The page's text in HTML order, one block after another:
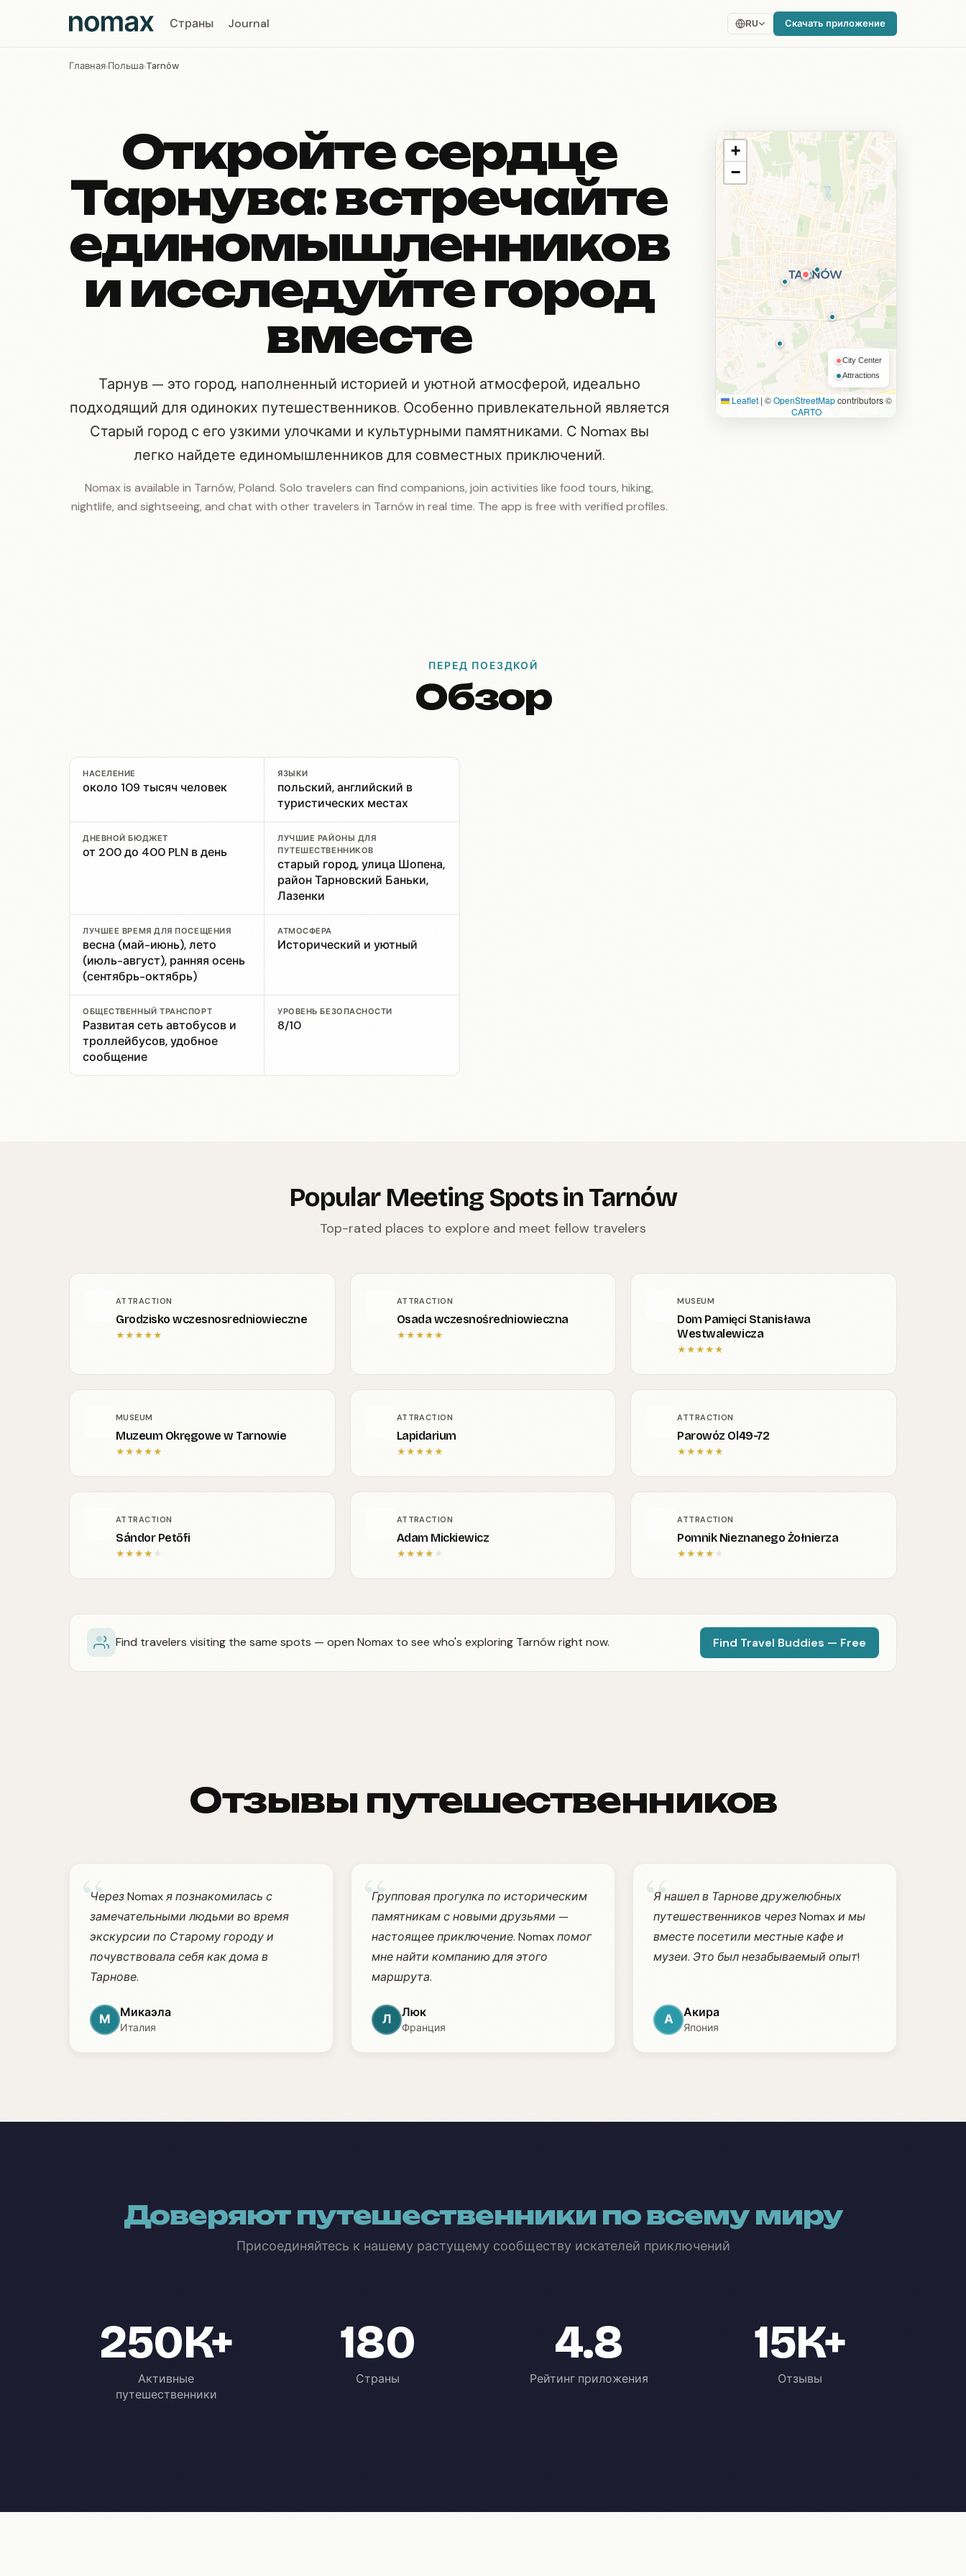
Страны Journal RU Скачать приложение
Главная›Польша›Tarnów
Откройте сердце
Тарнува: встречайте
единомышленников
и исследуйте город
вместе
Тарнув — это город, наполненный историей и уютной атмосферой, идеально
подходящий для одиноких путешественников. Особенно привлекательной является
Старый город с его узкими улочками и культурными памятниками. С Nomax вы
легко найдете единомышленников для совместных приключений.
Nomax is available in Tarnów, Poland. Solo travelers can find companions, join activities like food tours, hiking,
nightlife, and sightseeing, and chat with other travelers in Tarnów in real time. The app is free with verified profiles.
+
−
City Center
Attractions
Leaflet | ©OpenStreetMapcontributors ©
CARTO
ПЕРЕД ПОЕЗДКОЙ
Обзор
НАСЕЛЕНИЕ
около 109 тысяч человек
ЯЗЫКИ
польский, английский в
туристических местах
ДНЕВНОЙ БЮДЖЕТ
от 200 до 400 PLN в день
ЛУЧШИЕ РАЙОНЫ ДЛЯ
ПУТЕШЕСТВЕННИКОВ
старый город, улица Шопена,
район Тарновский Баньки,
Лазенки
ЛУЧШЕЕ ВРЕМЯ ДЛЯ ПОСЕЩЕНИЯ
весна (май-июнь), лето
(июль-август), ранняя осень
(сентябрь-октябрь)
АТМОСФЕРА
Исторический и уютный
ОБЩЕСТВЕННЫЙ ТРАНСПОРТ
Развитая сеть автобусов и
троллейбусов, удобное
сообщение
УРОВЕНЬ БЕЗОПАСНОСТИ
8/10
Popular Meeting Spots in Tarnów
Top-rated places to explore and meet fellow travelers
ATTRACTION
Grodzisko wczesnosredniowieczne
★★★★★
ATTRACTION
Osada wczesnośredniowieczna
★★★★★
MUSEUM
Dom Pamięci Stanisława
Westwalewicza
★★★★★
MUSEUM
Muzeum Okręgowe w Tarnowie
★★★★★
ATTRACTION
Lapidarium
★★★★★
ATTRACTION
Parowóz Ol49-72
★★★★★
ATTRACTION
Sándor Petőfi
★★★★ ★
ATTRACTION
Adam Mickiewicz
★★★★ ★
ATTRACTION
Pomnik Nieznanego Żołnierza
★★★★ ★
Find travelers visiting the same spots — open Nomax to see who's exploring Tarnów right now. Find Travel Buddies — Free
Отзывы путешественников
“
Через Nomax я познакомилась с
замечательными людьми во время
экскурсии по Старому городу и
почувствовала себя как дома в
Тарнове.
М Микаэла
Италия
“
Групповая прогулка по историческим
памятникам с новыми друзьями —
настоящее приключение. Nomax помог
мне найти компанию для этого
маршрута.
Л Люк
Франция
“
Я нашел в Тарнове дружелюбных
путешественников через Nomax и мы
вместе посетили местные кафе и
музеи. Это был незабываемый опыт!
А Акира
Япония
Доверяют путешественники по всему миру
Присоединяйтесь к нашему растущему сообществу искателей приключений
250K+
Активные
путешественники
180
Страны
4.8
Рейтинг приложения
15K+
Отзывы